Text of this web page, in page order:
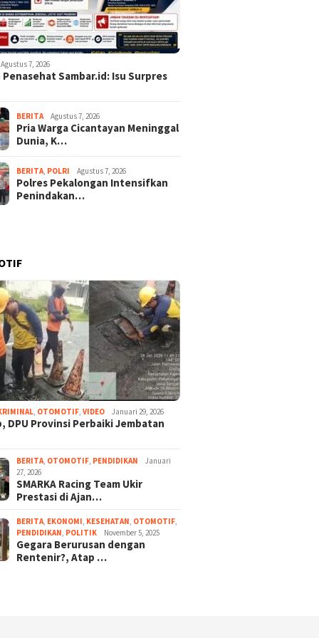
Agustus 7, 2026
Penasehat Sambar.id: Isu Surpres
BERITA Agustus 7, 2026
Pria Warga Cicantayan Meninggal
Dunia, K…
BERITA POLRI Agustus 7, 2026
Polres Pekalongan Intensifkan
Penindakan…
OTOMOTIF ,VIDEO Januari 29, 2026
DPU Provinsi Perbaiki Jembatan
BERITA OTOMOTIF PENDIDIKAN
Januari
27, 2026
SMARKA Racing Team Ukir
Prestasi di Ajan…
BERITA EKONOMI KESEHATAN OTOMOTIF
PENDIDIKAN POLITIK November 5, 2025
Gegara Berurusan dengan
Rentenir?, Atap …